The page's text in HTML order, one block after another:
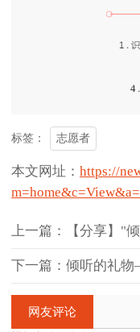
标签： 志愿者
本文网址： https://
上一篇：【分享】"
网友评论